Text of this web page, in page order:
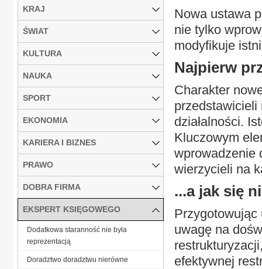
Nowa ustawa
nie tylko
modyfikuje
Najpierw
Charakter
przedstawicieli
działalności.
Kluczowym
wprowadzenie
wierzycieli na
...a jak się
Przygotowując
uwagę na
efektywnej
KRAJ
ŚWIAT
KULTURA
NAUKA
SPORT
EKONOMIA
KARIERA I BIZNES
PRAWO
DOBRA FIRMA
EKSPERT KSIĘGOWEGO
Dodatkowa staranność nie była
reprezentacją
Doradztwo doradztwu nierówne